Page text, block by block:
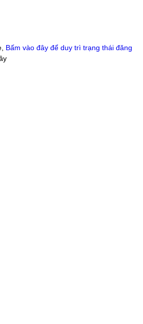
Bấm vào đây để duy trì trạng thái đăng